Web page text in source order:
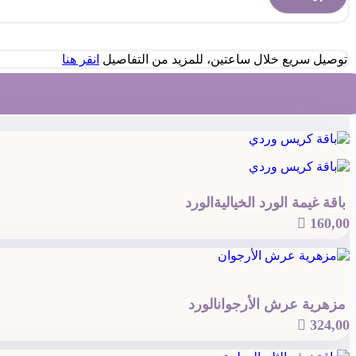
توصيل سريع خلال ساعتين، للمزيد من التفاصيل انقر هنا
باقة غيمة الورد الخيالية الورد
 160,00
مزهرية عرش الأرجوانالورد
 324,00